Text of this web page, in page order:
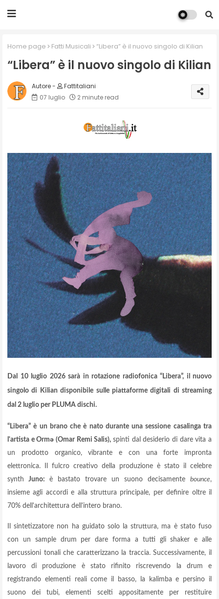
Home page Fatti Musicali “Libera” è il nuovo singolo di Kilian
“Libera” è il nuovo singolo di Kilian
Fattitaliani
07 luglio
2 minute read
Dal 10 luglio 2026 sarà in rotazione radiofonica “Libera”, il nuovo
singolo di Kilian disponibile sulle piattaforme digitali di streaming
dal 2 luglio per PLUMA dischi.
“Libera” è un brano che è nato durante una sessione casalinga tra
l'artista e Ormə (Omar Remi Salis),spinti dal desiderio di dare vita a
un prodotto organico, vibrante e con una forte impronta
elettronica. Il fulcro creativo della produzione è stato il celebre
synth Juno: è bastato trovare un suono decisamente bounce,
insieme agli accordi e alla struttura principale, per definire oltre il
70% dell'architettura dell'intero brano.
Il sintetizzatore non ha guidato solo la struttura, ma è stato fuso
con un sample drum per dare forma a tutti gli shaker e alle
percussioni tonali che caratterizzano la traccia. Successivamente, il
lavoro di produzione è stato rifinito riscrevendo la drum e
registrando elementi reali come il basso, la kalimba e persino il
suono dei tubi, elementi scelti appositamente per restituire